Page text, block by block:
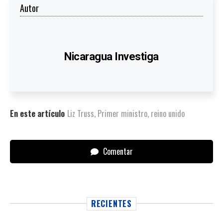
Autor
Nicaragua Investiga
En este artículo Liz Truss, Primer ministro, reino unido
Comentar
RECIENTES